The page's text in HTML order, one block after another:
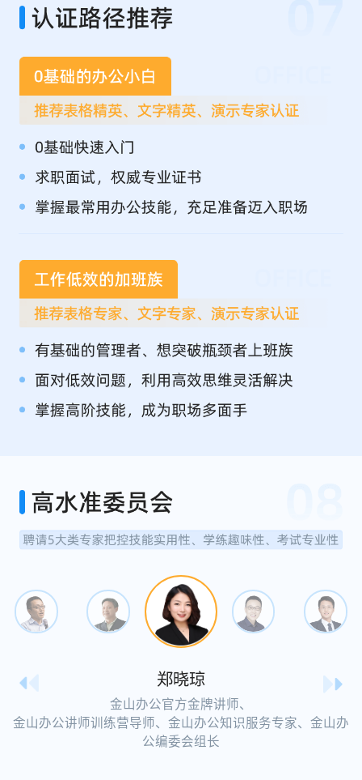
郑晓琼
金山办公官方金牌讲师、
金山办公讲师训练营导师、金山办公知识服务专家、金山办
公编委会组长